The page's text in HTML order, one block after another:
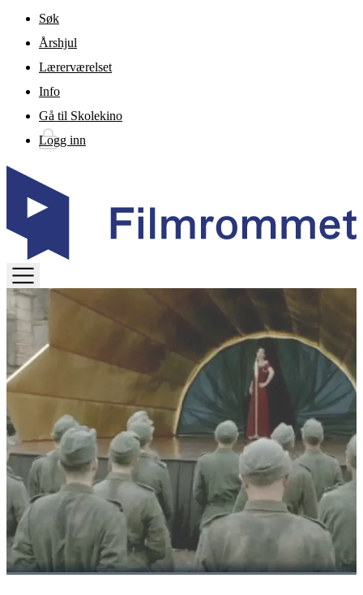
Gå til hovedinnhold
Søk
Årshjul
Lærerværelset
Info
Gå til Skolekino
Logg inn
TOGGLE